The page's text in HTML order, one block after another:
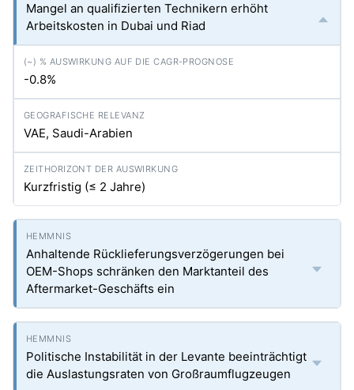
Mangel an qualifizierten Technikern erhöht
Arbeitskosten in Dubai und Riad
-0.8%
VAE, Saudi-Arabien
Kurzfristig (≤ 2 Jahre)
Anhaltende Rücklieferungsverzögerungen bei
OEM-Shops schränken den Marktanteil des
Aftermarket-Geschäfts ein
Politische Instabilität in der Levante beeinträchtigt
die Auslastungsraten von Großraumflugzeugen